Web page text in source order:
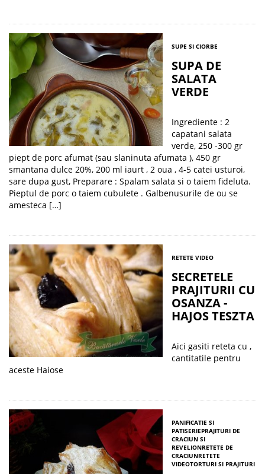
SUPE SI CIORBE
SUPA DE
SALATA
VERDE
Ingrediente : 2
capatani salata
verde, 250 -300 gr
piept de porc afumat (sau slaninuta afumata ), 450 gr
smantana dulce 20%, 200 ml iaurt , 2 oua , 4-5 catei usturoi,
sare dupa gust, Preparare : Spalam salata si o taiem fideluta.
Pieptul de porc o taiem cubulete . Galbenusurile de ou se
amesteca […]
RETETE VIDEO
SECRETELE
PRAJITURII CU
OSANZA -
HAJOS TESZTA
Aici gasiti reteta cu ,
cantitatile pentru
aceste Haiose
PANIFICATIE SI
PATISERIEPRAJITURI DE
CRACIUN SI
REVELIONRETETE DE
CRACIUNRETETE
VIDEOTORTURI SI PRAJITURI